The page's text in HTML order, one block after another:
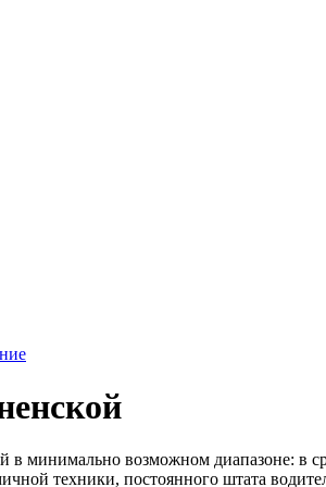
минимально возможном диапазоне: в
техники, постоянного штата